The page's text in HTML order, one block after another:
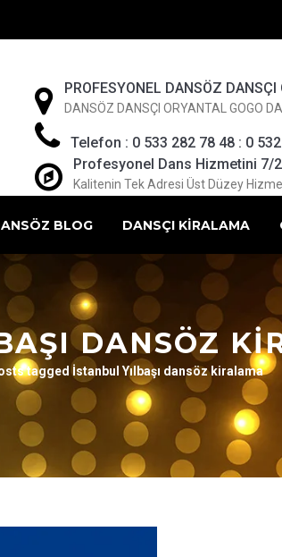
PROFESYONEL DANSÖZ
DANSÖZ DANSÇI ORYANTAL GOGO
Telefon : 0 533 282 78 48 : 0
Profesyonel Dans Hizmetini 7/
Kalitenin Tek Adresi Üst Düzey
BLOG DANSÇI KİRALAMA
DANSÖZ
tagged İstanbul Yılbaşı dansöz kiralama